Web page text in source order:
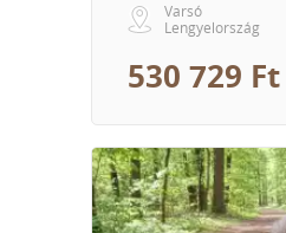
Varsó
Lengyelország
530 729 Ft